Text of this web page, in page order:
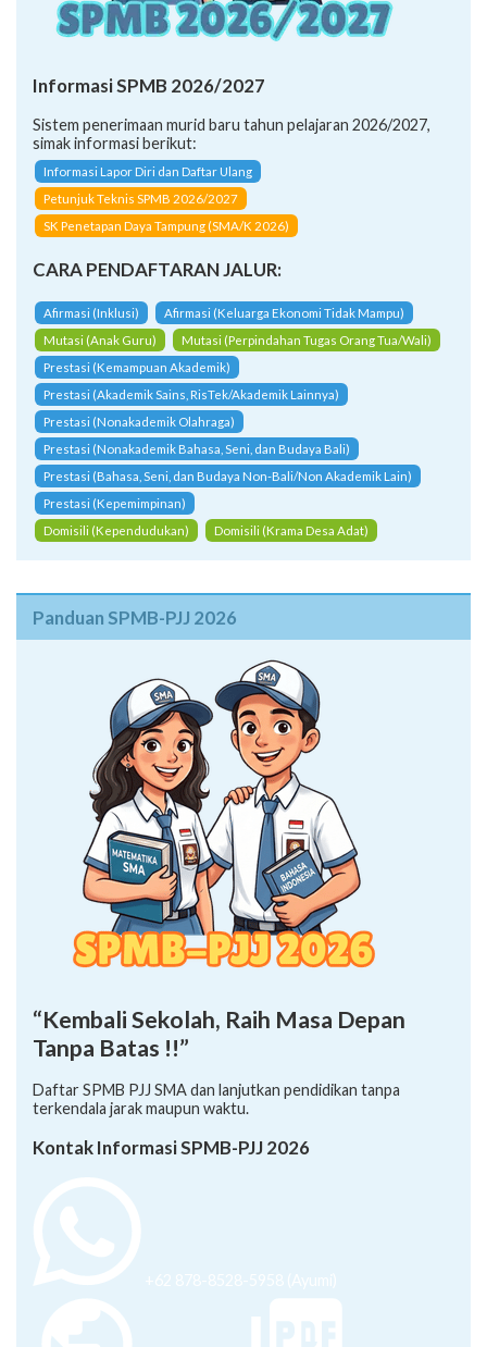
Informasi SPMB 2026/2027
Sistem penerimaan murid baru tahun pelajaran 2026/2027,
simak informasi berikut:
Informasi Lapor Diri dan Daftar Ulang
Petunjuk Teknis SPMB 2026/2027
SK Penetapan Daya Tampung (SMA/K 2026)
CARA PENDAFTARAN JALUR:
Afirmasi (Inklusi)
Afirmasi (Keluarga Ekonomi Tidak Mampu)
Mutasi (Anak Guru)
Mutasi (Perpindahan Tugas Orang Tua/Wali)
Prestasi (Kemampuan Akademik)
Prestasi (Akademik Sains, RisTek/Akademik Lainnya)
Prestasi (Nonakademik Olahraga)
Prestasi (Nonakademik Bahasa, Seni, dan Budaya Bali)
Prestasi (Bahasa, Seni, dan Budaya Non-Bali/Non Akademik Lain)
Prestasi (Kepemimpinan)
Domisili (Kependudukan)
Domisili (Krama Desa Adat)
Panduan SPMB-PJJ 2026
“Kembali Sekolah, Raih Masa Depan
Tanpa Batas !!”
Daftar SPMB PJJ SMA dan lanjutkan pendidikan tanpa
terkendala jarak maupun waktu.
Kontak Informasi SPMB-PJJ 2026
+62 878-8528-5958 (Ayumi)